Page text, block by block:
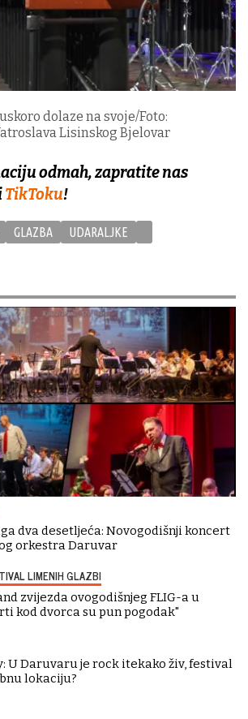
dva desetljeća: Novogodišnji koncert
orkestra Daruvar
LIMENIH GLAZBI
zvijezda ovogodišnjeg FLIG-a u
kod dvorca su pun pogodak"
U Daruvaru je rock itekako živ, festival
lokaciju?
dolaze na svoje/Foto:
Lisinskog Bjelovar
odmah, zapratite nas
TikToku!
GLAZBA UDARALJKE